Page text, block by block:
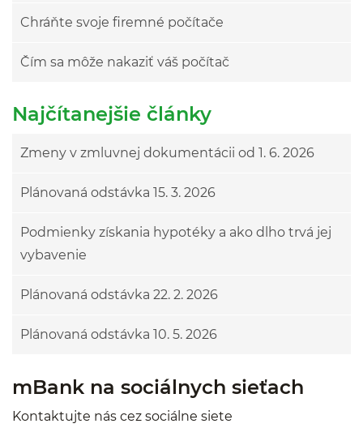
Chráňte svoje firemné počítače
Čím sa môže nakaziť váš počítač
Najčítanejšie články
Zmeny v zmluvnej dokumentácii od 1. 6. 2026
Plánovaná odstávka 15. 3. 2026
Podmienky získania hypotéky a ako dlho trvá jej
vybavenie
Plánovaná odstávka 22. 2. 2026
Plánovaná odstávka 10. 5. 2026
mBank na sociálnych sieťach
Kontaktujte nás cez sociálne siete